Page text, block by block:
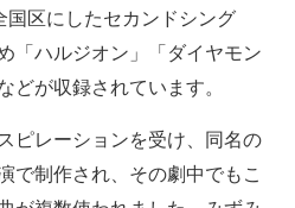
区にしたセカンドシング
「ハルジオン」「ダイヤモン
どが収録されています。
ピレーションを受け、同名の
で制作され、その劇中でもこ